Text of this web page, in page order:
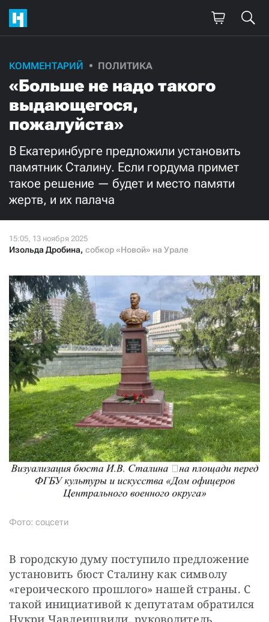
КОММЕНТАРИЙ ПОЛИТИКА
«Больше не надо такого
выдающегося,
пожалуйста»
В Екатеринбурге предложили установить
памятник Сталину. Если гордума примет
такое решение — будет и место памяти
жертв, и их палача
Изольда Дробина, собкор «Новой» на Урале
Фото: соцсети
В городскую думу поступило предложение
установить бюст Сталину как символу
«героического прошлого» нашей страны. С
такой инициативой к депутатам обратился
Нукри Чавлеишвили, руководитель